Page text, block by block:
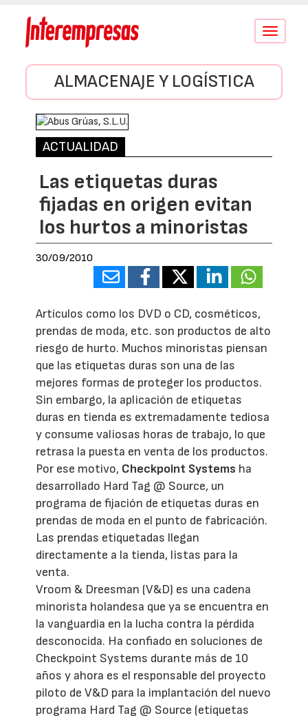
Conmutar
ALMACENAJE Y LOGÍSTICA
ACTUALIDAD
Las etiquetas duras
fijadas en origen evitan
los hurtos a minoristas
30/09/2010
Artículos como los DVD o CD, cosméticos,
prendas de moda, etc. son productos de alto
riesgo de hurto. Muchos minoristas piensan
que las etiquetas duras son una de las
mejores formas de proteger los productos.
Sin embargo, la aplicación de etiquetas
duras en tienda es extremadamente tediosa
y consume valiosas horas de trabajo, lo que
retrasa la puesta en venta de los productos.
Por ese motivo, Checkpoint Systems ha
desarrollado Hard Tag @ Source, un
programa de fijación de etiquetas duras en
prendas de moda en el punto de fabricación.
Las prendas etiquetadas llegan
directamente a la tienda, listas para la
venta.
Vroom & Dreesman (V&D) es una cadena
minorista holandesa que ya se encuentra en
la vanguardia en la lucha contra la pérdida
desconocida. Ha confiado en soluciones de
Checkpoint Systems durante más de 10
años y ahora es el responsable del proyecto
piloto de V&D para la implantación del nuevo
programa Hard Tag @ Source (etiquetas